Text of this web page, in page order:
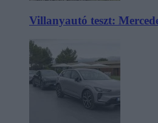
Villanyautó teszt: